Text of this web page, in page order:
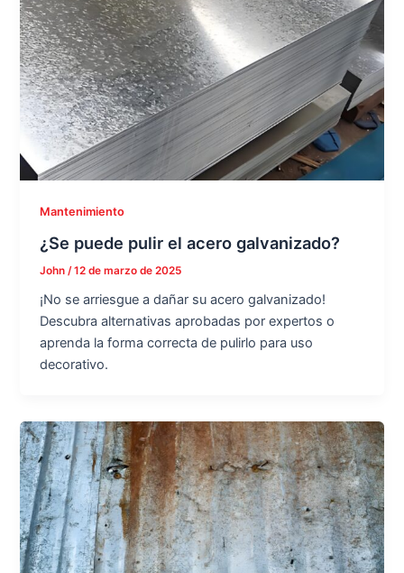
Mantenimiento
¿Se puede pulir el acero galvanizado?
John /12 de marzo de 2025
¡No se arriesgue a dañar su acero galvanizado!
Descubra alternativas aprobadas por expertos o
aprenda la forma correcta de pulirlo para uso
decorativo.